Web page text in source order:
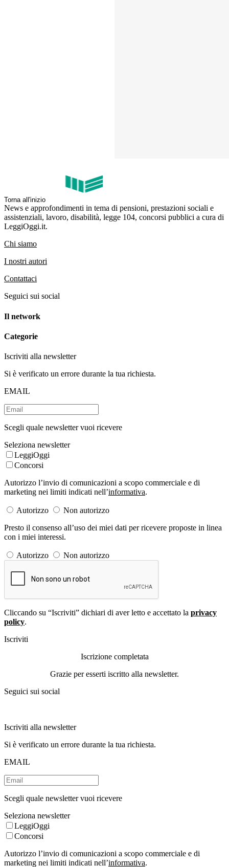
Torna all'inizio
News e approfondimenti in tema di pensioni, prestazioni sociali e
assistenziali, lavoro, disabilità, legge 104, concorsi pubblici a cura di
LeggiOggi.it.
Chi siamo
I nostri autori
Contattaci
Seguici sui social
Il network
Categorie
Iscriviti alla newsletter
Si è verificato un errore durante la tua richiesta.
EMAIL
Scegli quale newsletter vuoi ricevere
Seleziona newsletter
LeggiOggi
Concorsi
Autorizzo l’invio di comunicazioni a scopo commerciale e di
marketing nei limiti indicati nell’informativa.
Autorizzo
Non autorizzo
Presto il consenso all’uso dei miei dati per ricevere proposte in linea
con i miei interessi.
Autorizzo Non autorizzo
Cliccando su “Iscriviti” dichiari di aver letto e accettato la privacy
policy.
Iscriviti
Iscrizione completata
Grazie per esserti iscritto alla newsletter.
Seguici sui social
Iscriviti alla newsletter
Si è verificato un errore durante la tua richiesta.
EMAIL
Scegli quale newsletter vuoi ricevere
Seleziona newsletter
LeggiOggi
Concorsi
Autorizzo l’invio di comunicazioni a scopo commerciale e di
marketing nei limiti indicati nell’informativa.